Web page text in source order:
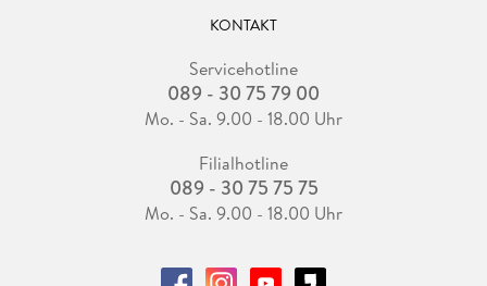
KONTAKT
Servicehotline
089 - 30 75 79 00
Mo. - Sa. 9.00 - 18.00 Uhr
Filialhotline
089 - 30 75 75 75
Mo. - Sa. 9.00 - 18.00 Uhr